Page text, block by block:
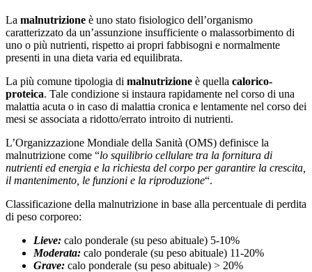
La malnutrizione è uno stato fisiologico dell’organismo
caratterizzato da un’assunzione insufficiente o malassorbimento di
uno o più nutrienti, rispetto ai propri fabbisogni e normalmente
presenti in una dieta varia ed equilibrata.
La più comune tipologia di malnutrizione è quella calorico-
proteica. Tale condizione si instaura rapidamente nel corso di una
malattia acuta o in caso di malattia cronica e lentamente nel corso dei
mesi se associata a ridotto/errato introito di nutrienti.
L’Organizzazione Mondiale della Sanità (OMS) definisce la
malnutrizione come “lo squilibrio cellulare tra la fornitura di
nutrienti ed energia e la richiesta del corpo per garantire la crescita,
il mantenimento, le funzioni e la riproduzione“.
Classificazione della malnutrizione in base alla percentuale di perdita
di peso corporeo:
Lieve: calo ponderale (su peso abituale) 5-10%
Moderata: calo ponderale (su peso abituale) 11-20%
Grave: calo ponderale (su peso abituale) > 20%